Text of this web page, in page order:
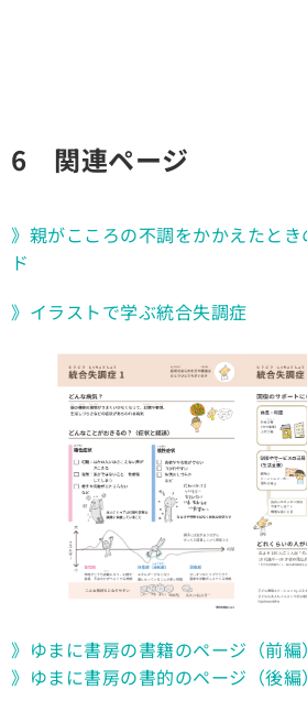
6 関連ページ
》親がこころの不調をかかえたと
ド
》イラストで学ぶ統合失調症
》ゆまに書房の書籍のページ（前編）
》ゆまに書房の書的のページ（後編）